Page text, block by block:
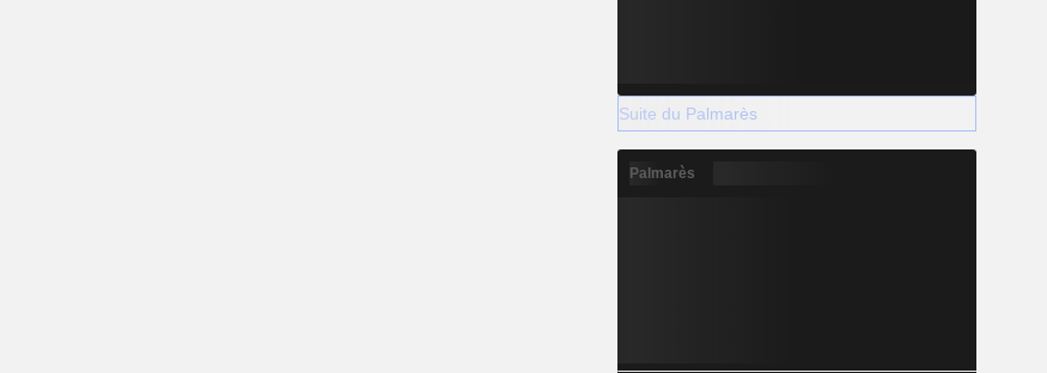
Suite du Palmarès
Palmarès